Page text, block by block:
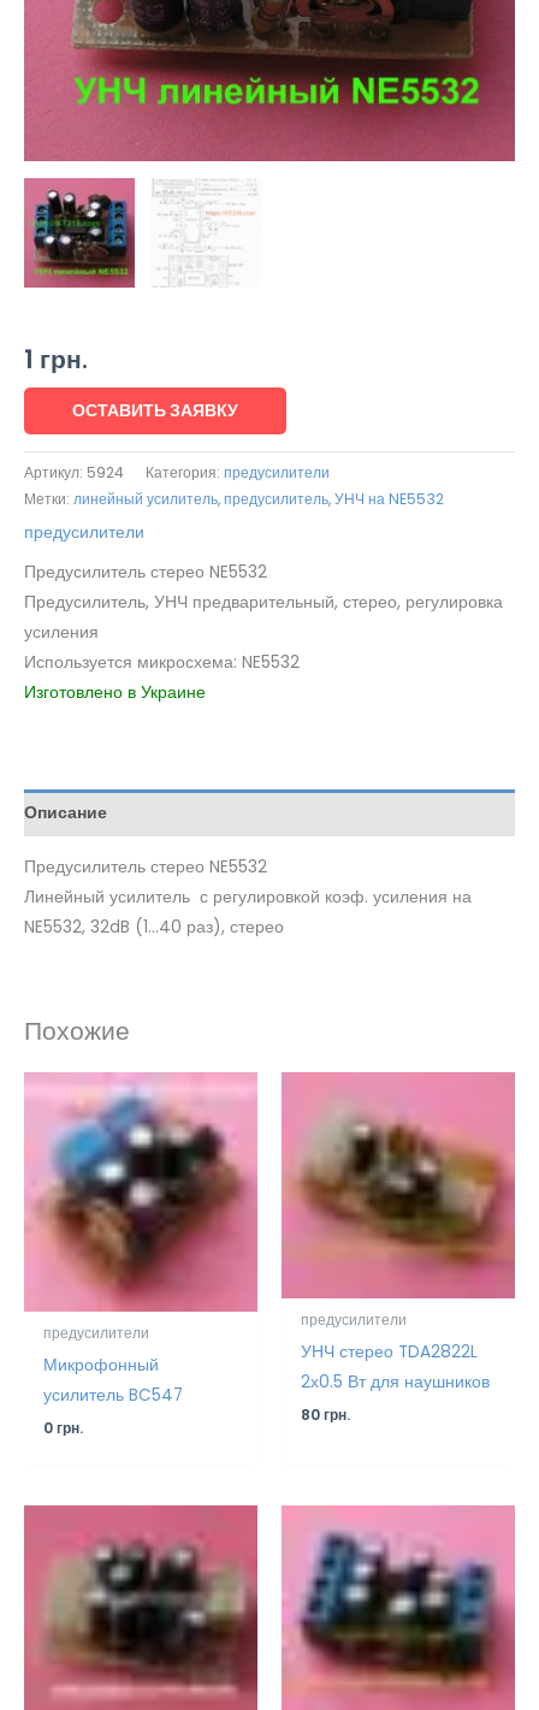
1 грн.
ОСТАВИТЬ ЗАЯВКУ
Артикул: 5924 Категория: предусилители
Метки: линейный усилитель,предусилитель,УНЧ на NE5532
предусилители
Предусилитель стерео NE5532
Предусилитель, УНЧ предварительный, стерео, регулировка
усиления
Используется микросхема: NE5532
Изготовлено в Украине
Описание
Предусилитель стерео NE5532
Линейный усилитель с регулировкой коэф. усиления на
NE5532, 32dB (1…40 раз), стерео
Похожие
предусилители
Микрофонный
усилитель BC547
0грн.
предусилители
УНЧ стерео TDA2822L
2х0.5 Вт для наушников
80грн.